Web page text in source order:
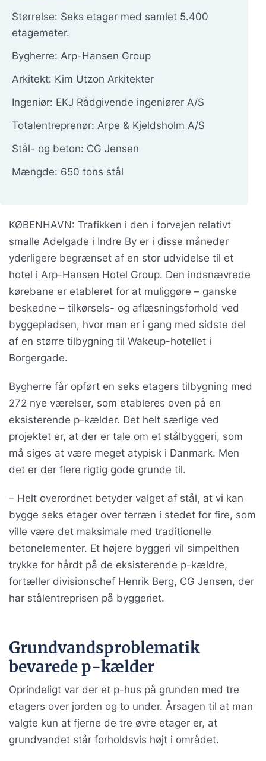
Størrelse: Seks etager med samlet 5.400
etagemeter.
Bygherre: Arp-Hansen Group
Arkitekt: Kim Utzon Arkitekter
Ingeniør: EKJ Rådgivende ingeniører A/S
Totalentreprenør: Arpe & Kjeldsholm A/S
Stål- og beton: CG Jensen
Mængde: 650 tons stål
KØBENHAVN: Trafikken i den i forvejen relativt
smalle Adelgade i Indre By er i disse måneder
yderligere begrænset af en stor udvidelse til et
hotel i Arp-Hansen Hotel Group. Den indsnævrede
kørebane er etableret for at muliggøre – ganske
beskedne – tilkørsels- og aflæsningsforhold ved
byggepladsen, hvor man er i gang med sidste del
af en større tilbygning til Wakeup-hotellet i
Borgergade.
Bygherre får opført en seks etagers tilbygning med
272 nye værelser, som etableres oven på en
eksisterende p-kælder. Det helt særlige ved
projektet er, at der er tale om et stålbyggeri, som
må siges at være meget atypisk i Danmark. Men
det er der flere rigtig gode grunde til.
– Helt overordnet betyder valget af stål, at vi kan
bygge seks etager over terræn i stedet for fire, som
ville være det maksimale med traditionelle
betonelementer. Et højere byggeri vil simpelthen
trykke for hårdt på de eksisterende p-kældre,
fortæller divisionschef Henrik Berg, CG Jensen, der
har stålentreprisen på byggeriet.
Grundvandsproblematik
bevarede p-kælder
Oprindeligt var der et p-hus på grunden med tre
etagers over jorden og to under. Årsagen til at man
valgte kun at fjerne de tre øvre etager er, at
grundvandet står forholdsvis højt i området.